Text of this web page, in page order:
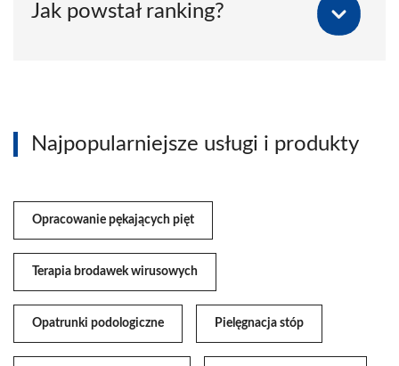
Jak powstał ranking?
Najpopularniejsze usługi i produkty
Opracowanie pękających pięt
Terapia brodawek wirusowych
Opatrunki podologiczne Pielęgnacja stóp